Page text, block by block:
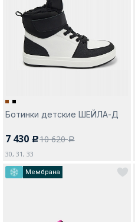
Ботинки детские ШЕЙЛА-Д
7 430 c10 620a
30, 31, 33
Мембрана